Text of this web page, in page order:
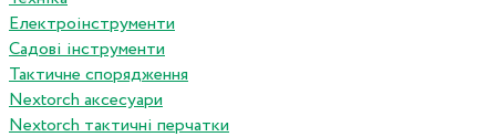
Електроінструменти
Садові інструменти
Тактичне спорядження
Nextorch аксесуари
Nextorch тактичні перчатки